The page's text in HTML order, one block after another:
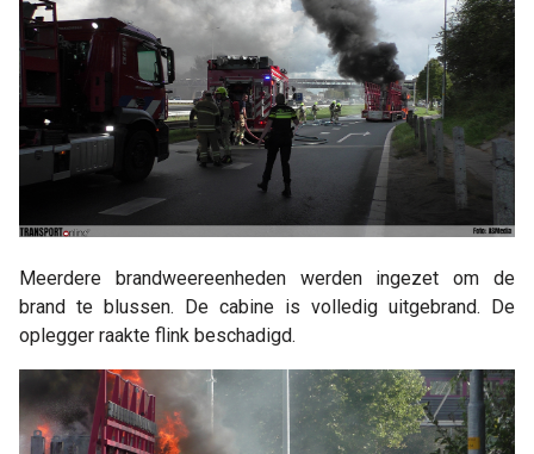
Meerdere brandweereenheden werden ingezet om de
brand te blussen. De cabine is volledig uitgebrand. De
oplegger raakte flink beschadigd.